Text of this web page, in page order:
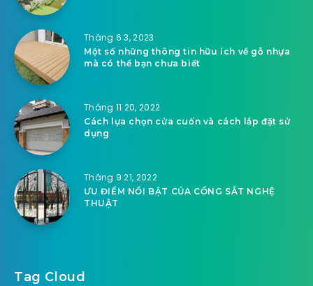
Tháng 6 3, 2023
Một số những thông tin hữu ích về gỗ nhựa
mà có thể bạn chưa biết
Tháng 11 20, 2022
Cách lựa chọn cửa cuốn và cách lắp đặt sử
dụng
Tháng 9 21, 2022
ƯU ĐIỂM NỔI BẬT CỦA CỔNG SẮT NGHỆ
THUẬT
Tag Cloud